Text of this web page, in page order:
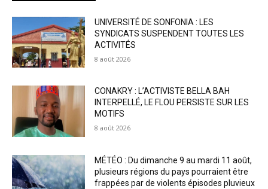
UNIVERSITÉ DE SONFONIA : LES
SYNDICATS SUSPENDENT TOUTES LES
ACTIVITÉS
8 août 2026
CONAKRY : L’ACTIVISTE BELLA BAH
INTERPELLÉ, LE FLOU PERSISTE SUR LES
MOTIFS
8 août 2026
MÉTÉO : Du dimanche 9 au mardi 11 août,
plusieurs régions du pays pourraient être
frappées par de violents épisodes pluvieux